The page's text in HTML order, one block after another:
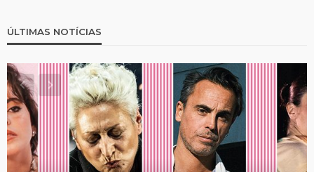
ÚLTIMAS NOTÍCIAS